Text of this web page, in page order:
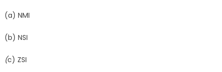
(a) NMI
(b) NSI
(c) ZSI